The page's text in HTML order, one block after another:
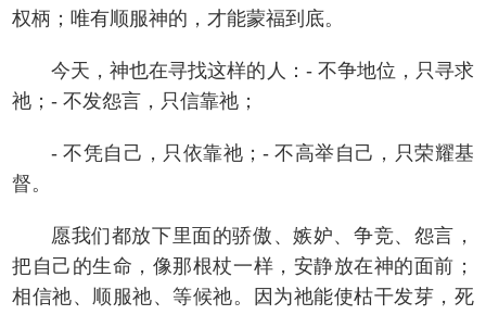
权柄；唯有顺服神的，才能蒙福到底。
今天，神也在寻找这样的人：- 不争地位，只寻求
祂；- 不发怨言，只信靠祂；
- 不凭自己，只依靠祂；- 不高举自己，只荣耀基
督。
愿我们都放下里面的骄傲、嫉妒、争竞、怨言，
把自己的生命，像那根杖一样，安静放在神的面前；
相信祂、顺服祂、等候祂。因为祂能使枯干发芽，死